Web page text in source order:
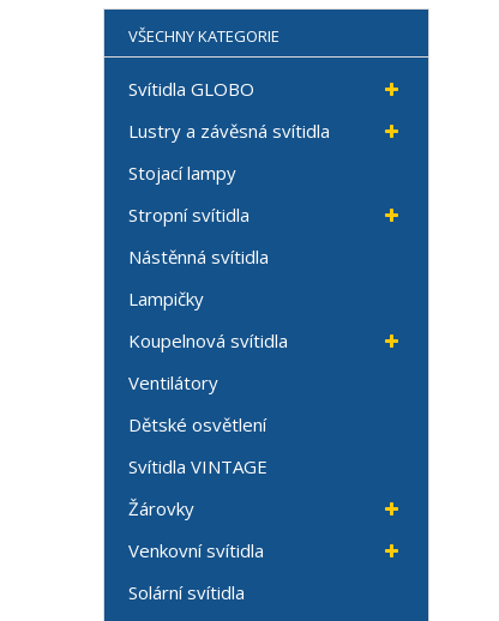
t
VŠECHNY KATEGORIE
Svítidla GLOBO
Lustry a závěsná svítidla
Stojací lampy
Stropní svítidla
Nástěnná svítidla
Lampičky
Koupelnová svítidla
Ventilátory
Dětské osvětlení
Svítidla VINTAGE
Žárovky
Venkovní svítidla
Solární svítidla